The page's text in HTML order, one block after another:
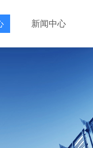
新闻中心